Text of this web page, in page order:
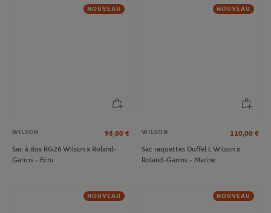
NOUVEAU
WILSON 95,00 €
Sac à dos RG26 Wilson x Roland-
Garros - Ecru
NOUVEAU
WILSON 110,00 €
Sac raquettes Duffel L Wilson x
Roland-Garros - Marine
NOUVEAU NOUVEAU